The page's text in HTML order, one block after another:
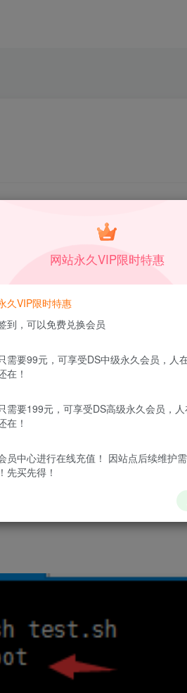
、不妥之处，请第一时间联系我们删除！
>/dev/null 2>&1; then echo
网站永久VIP限时特惠
久VIP限时特惠
到，可以免费兑换会员
需要99元，可享受DS中级永久会员，人
在！
需要199元，可享受DS高级永久会员，人
在！
员中心进行在线充值！ 因站点后续维护
先买先得！